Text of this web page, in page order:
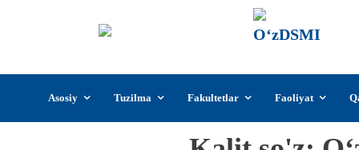
content
Asosiy Tuzilma Fakultetlar Faoliyat